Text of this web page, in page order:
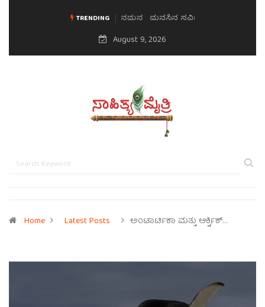
TRENDING ಮನಸಿನ ಸವಿಭಾವ
August 9, 2026
Home Latest Posts ಅಂಟಾರ್ಟಿಕಾ ಮತ್ತು ಆರ್ಕ್ಟಿಕ್…